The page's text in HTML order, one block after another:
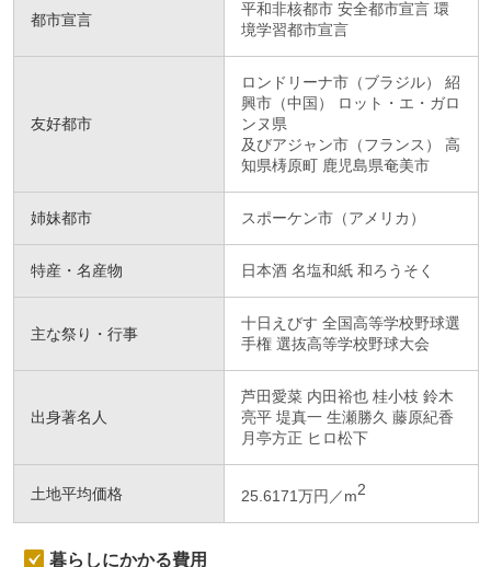
都市宣言
平和非核都市 安全都市宣言 環
境学習都市宣言
友好都市
ロンドリーナ市（ブラジル） 紹
興市（中国） ロット・エ・ガロ
ンヌ県
及びアジャン市（フランス） 高
知県梼原町 鹿児島県奄美市
姉妹都市 スポーケン市（アメリカ）
特産・名産物 日本酒 名塩和紙 和ろうそく
主な祭り・行事
十日えびす 全国高等学校野球選
手権 選抜高等学校野球大会
出身著名人
芦田愛菜 内田裕也 桂小枝 鈴木
亮平 堤真一 生瀬勝久 藤原紀香
月亭方正 ヒロ松下
土地平均価格 25.6171万円／m2
暮らしにかかる費用